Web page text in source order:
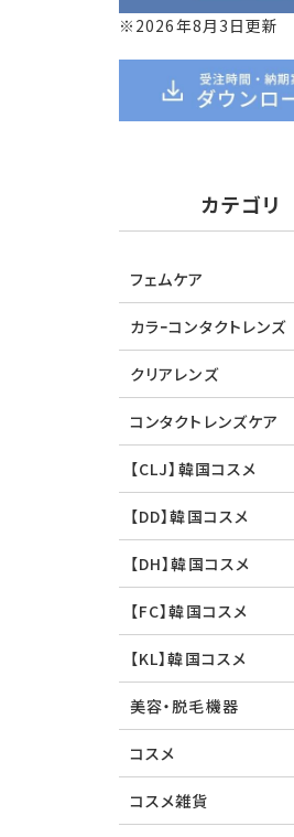
※2026年8月3日更新
カテゴリ
フェムケア
カラｰコンタクトレンズ
クリアレンズ
コンタクトレンズケア
【CLJ】韓国コスメ
【DD】韓国コスメ
【DH】韓国コスメ
【FC】韓国コスメ
【KL】韓国コスメ
美容・脱毛機器
コスメ
コスメ雑貨